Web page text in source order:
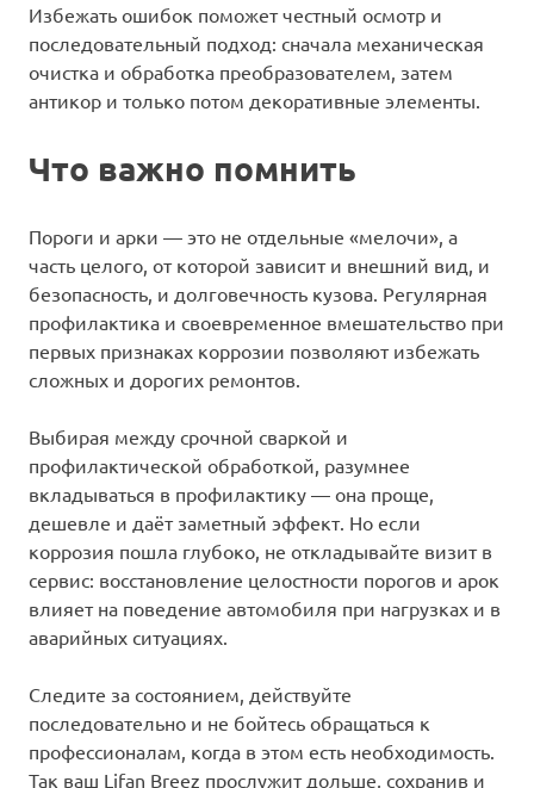
Избежать ошибок поможет честный осмотр и
последовательный подход: сначала механическая
очистка и обработка преобразователем, затем
антикор и только потом декоративные элементы.
Что важно помнить
Пороги и арки — это не отдельные «мелочи», а
часть целого, от которой зависит и внешний вид, и
безопасность, и долговечность кузова. Регулярная
профилактика и своевременное вмешательство при
первых признаках коррозии позволяют избежать
сложных и дорогих ремонтов.
Выбирая между срочной сваркой и
профилактической обработкой, разумнее
вкладываться в профилактику — она проще,
дешевле и даёт заметный эффект. Но если
коррозия пошла глубоко, не откладывайте визит в
сервис: восстановление целостности порогов и арок
влияет на поведение автомобиля при нагрузках и в
аварийных ситуациях.
Следите за состоянием, действуйте
последовательно и не бойтесь обращаться к
профессионалам, когда в этом есть необходимость.
Так ваш Lifan Breez прослужит дольше, сохранив и